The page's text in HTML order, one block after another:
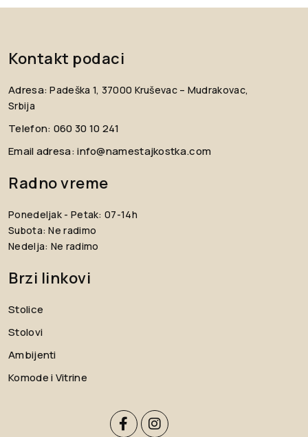
Kontakt podaci
Adresa:Padeška 1, 37000 Kruševac – Mudrakovac,
Srbija
Telefon: 060 30 10 241
Email adresa:info@namestajkostka.com
Radno vreme
Ponedeljak - Petak: 07-14h
Subota: Ne radimo
Nedelja: Ne radimo
Brzi linkovi
Stolice
Stolovi
Ambijenti
Komode i Vitrine